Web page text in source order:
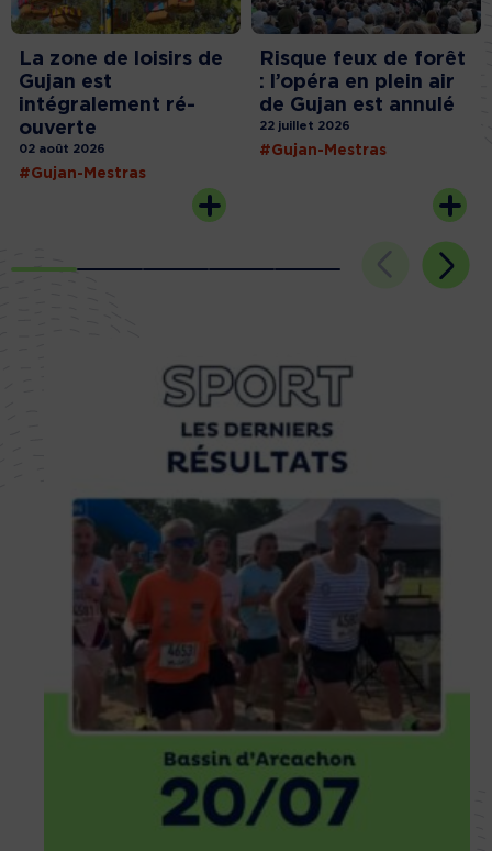
La zone de loisirs de
Gujan est
intégralement ré-
ouverte
02 août 2026
#Gujan-Mestras
Risque feux de forêt
: l’opéra en plein air
de Gujan est annulé
22 juillet 2026
#Gujan-Mestras